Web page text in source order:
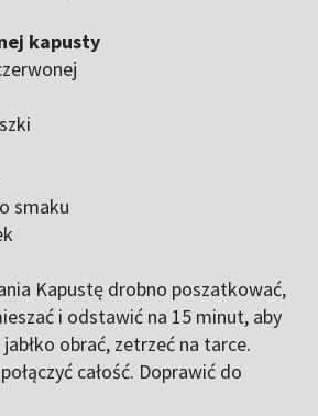
kapusty
smaku
Kapustę drobno poszatkować,
i odstawić na 15 minut, aby
obrać, zetrzeć na tarce.
całość. Doprawić do